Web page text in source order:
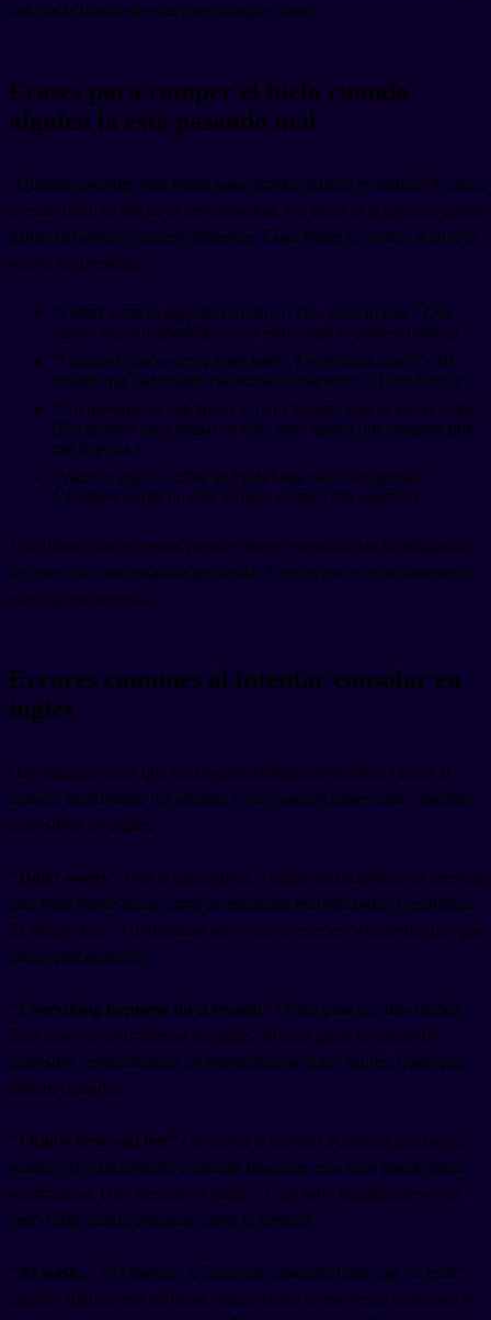
lado de la línea vale más que cualquier frase.
Frases para romper el hielo cuando
alguien la está pasando mal
¿Quieres aprender más frases para romper el hielo en inglés? A veces
lo más difícil es iniciar la conversación. No sabes si la persona quiere
hablar del tema o prefiere distraerse. Estas frases te ayudan a abrir la
puerta sin presionar:
"I don't want to pry, but I'm here if you want to talk." (No
quiero ser entrometido/a, pero estoy aquí si quieres hablar.)
"I noticed you've been quiet lately. Everything okay?" (He
notado que has estado callado/a últimamente. ¿Todo bien?)
"No pressure to talk about it, but I wanted you to know I care."
(Sin presión para hablar de ello, pero quería que supieras que
me importa.)
"Want to grab a coffee and just hang out? No agenda."
(¿Quieres tomar un café y pasar el rato? Sin agenda.)
Esa última frase es genial porque ofrece compañía sin la obligación
de tener una conversación profunda. A veces eso es exactamente lo
que alguien necesita.
Errores comunes al intentar consolar en
inglés
Hay algunas cosas que los hispanohablantes tendemos a decir al
traducir literalmente del español y que pueden sonar raras o incluso
insensibles en inglés:
"Don't worry" (No te preocupes): Aunque técnicamente es correcta,
esta frase puede sonar como si estuvieras minimizando el problema.
Es mejor decir "I understand why you're worried" (Entiendo por qué
estás preocupado/a).
"Everything happens for a reason" (Todo pasa por una razón):
Esta frase es controversial en inglés. Mucha gente la encuentra
insensible, especialmente en momentos de dolor agudo. Úsala con
mucho cuidado.
"I know how you feel" (Sé cómo te sientes): A menos que hayas
pasado por exactamente la misma situación, esta frase puede sonar
presuntuosa. Una alternativa mejor: "I can only imagine how you
feel" (Solo puedo imaginar cómo te sientes).
"At least..." (Al menos...): Empezar cualquier frase con "at least"
cuando alguien está sufriendo suena como si estuvieras buscando el